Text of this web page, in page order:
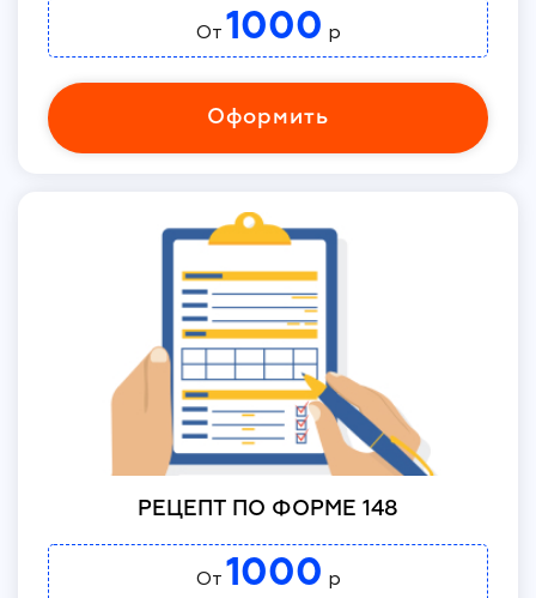
От 1000 р
Оформить
РЕЦЕПТ ПО ФОРМЕ 148
От 1000 р